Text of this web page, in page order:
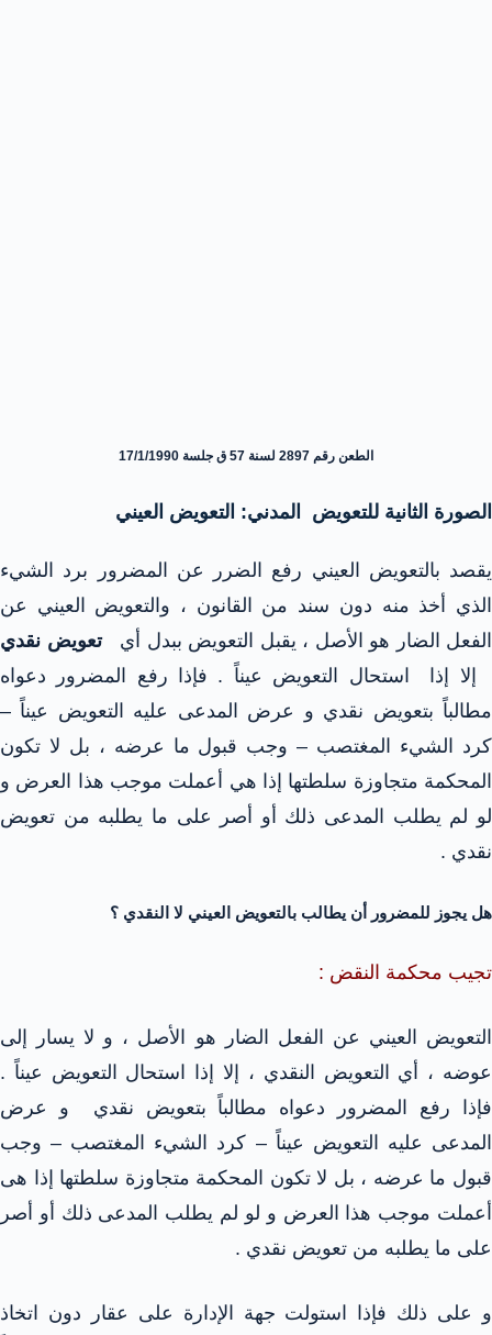
الطعن رقم 2897 لسنة 57 ق جلسة 17/1/1990
الصورة الثانية للتعويض المدني: التعويض العيني
يقصد بالتعويض العيني رفع الضرر عن المضرور برد الشيء
الذي أخذ منه دون سند من القانون ، والتعويض العيني عن
الفعل الضار هو الأصل ، يقبل التعويض ببدل أيتعويض نقدي
إلا إذا استحال التعويض عيناً . فإذا رفع المضرور دعواه
مطالباً بتعويض نقدي و عرض المدعى عليه التعويض عيناً –
كرد الشيء المغتصب – وجب قبول ما عرضه ، بل لا تكون
المحكمة متجاوزة سلطتها إذا هي أعملت موجب هذا العرض و
لو لم يطلب المدعى ذلك أو أصر على ما يطلبه من تعويض
نقدي .
هل يجوز للمضرور أن يطالب بالتعويض العيني لا النقدي ؟
تجيب محكمة النقض :
التعويض العيني عن الفعل الضار هو الأصل ، و لا يسار إلى
عوضه ، أي التعويض النقدي ، إلا إذا استحال التعويض عيناً .
فإذا رفع المضرور دعواه مطالباً بتعويض نقدي و عرض
المدعى عليه التعويض عيناً – كرد الشيء المغتصب – وجب
قبول ما عرضه ، بل لا تكون المحكمة متجاوزة سلطتها إذا هى
أعملت موجب هذا العرض و لو لم يطلب المدعى ذلك أو أصر
على ما يطلبه من تعويض نقدي .
و على ذلك فإذا استولت جهة الإدارة على عقار دون اتخاذ